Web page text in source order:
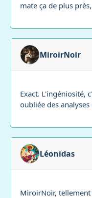
mate ça de plus
MiroirNoir
Exact. L'ingéniosité,
oubliée des
Léonidas
MiroirNoir,